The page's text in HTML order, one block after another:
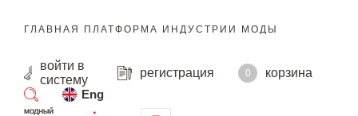
ГЛАВНАЯ ПЛАТФОРМА ИНДУСТРИИ МОДЫ
войти в
систему
регистрация 0
корзина
Eng
поиск